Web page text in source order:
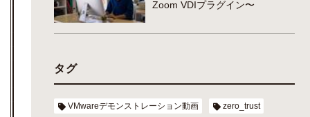
Zoom VDIプラグイン〜
タグ
VMwareデモンストレーション動画 zero_trust